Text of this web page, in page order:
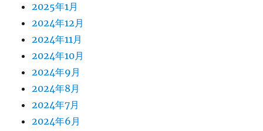
2025年1月
2024年12月
2024年11月
2024年10月
2024年9月
2024年8月
2024年7月
2024年6月